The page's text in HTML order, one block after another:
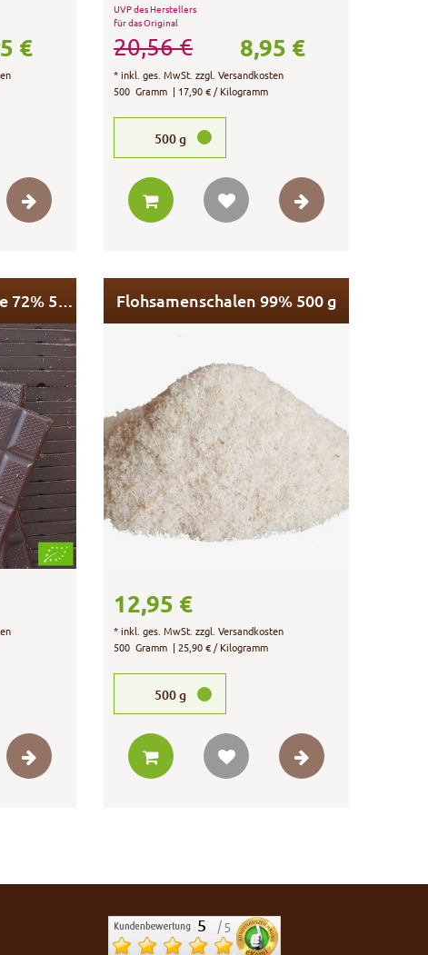
€
UVP des Herstellers
für das Original
20,56 € 8,95 €
*inkl. ges. MwSt. zzgl.Versandkosten
500 Gramm | 17,90 € / Kilogramm
500g
Feine Bitterschokolade 72% 500 g Flohsamenschalen 99% 500 g
12,95 €
*inkl. ges. MwSt. zzgl.Versandkosten
500 Gramm | 25,90 € / Kilogramm
500g